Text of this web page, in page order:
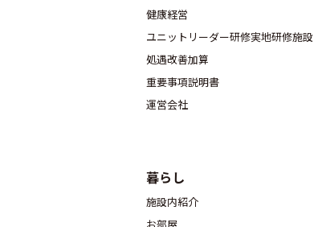
健康経営
ユニットリーダー研修実地研修施設
処遇改善加算
重要事項説明書
運営会社
暮らし
施設内紹介